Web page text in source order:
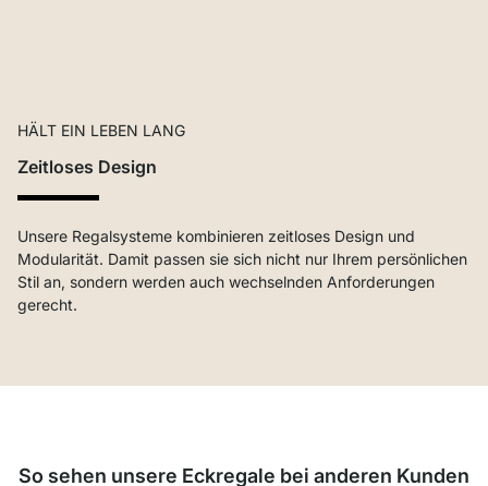
HÄLT EIN LEBEN LANG
Zeitloses Design
Unsere Regalsysteme kombinieren zeitloses Design und
Modularität. Damit passen sie sich nicht nur Ihrem persönlichen
Stil an, sondern werden auch wechselnden Anforderungen
gerecht.
So sehen unsere Eckregale bei anderen Kunden